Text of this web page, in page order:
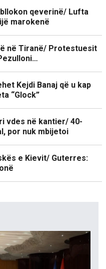
qeverinë/ Lufta
marokenë
në Tiranë/ Protestuesit
Kejdi Banaj që u kap
“Glock”
vdes në kantier/ 40-
por nuk mbijetoi
e Kievit/ Guterres: